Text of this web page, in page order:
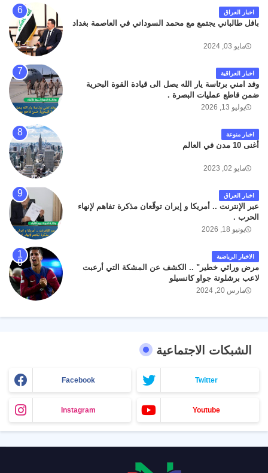
اخبار العراق
بافل طالباني يجتمع مع محمد السوداني في العاصمة بغداد
مايو 03, 2024
اخبار العراقية
وفد امني برئاسة يار الله يصل الى قيادة القوة البحرية
ضمن قاطع عمليات البصرة .
يوليو 13, 2026
اخبار منوعة
أغنى 10 مدن في العالم
مايو 02, 2023
اخبار العراق
عبر الإنترنت .. أمريكا و إيران توقّعان مذكرة تفاهم لإنهاء
الحرب .
يونيو 18, 2026
الاخبار الرياضية
مرض وراثي خطير" .. الكشف عن المشكة التي أرعبت
لاعب برشلونة جواو كانسيلو
مارس 20, 2024
الشبكات الاجتماعية
Facebook Twitter
Instagram Youtube